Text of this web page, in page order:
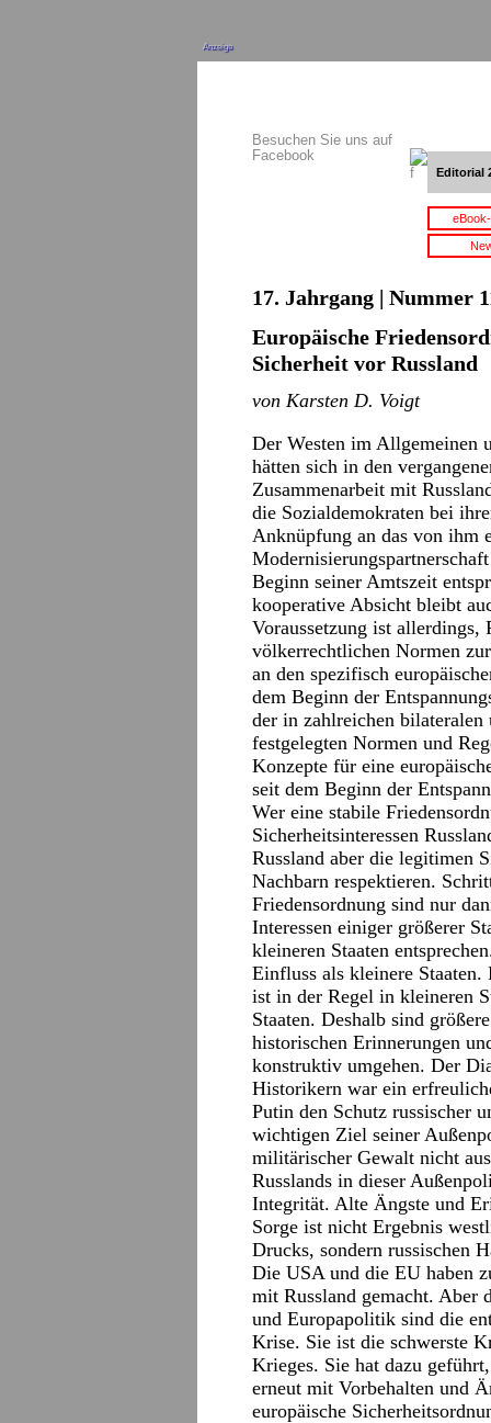
Anzeige
Besuchen Sie uns auf
Facebook
Editorial
17. Jahrgang | Nummer
Europäische
Sicherheit vor Russland
von Karsten D. Voigt
Der Westen im Allgemeinen
hätten sich in den
Zusammenarbeit mit
die Sozialdemokraten bei
Anknüpfung an das von ihm
Beginn seiner Amtszeit
kooperative Absicht bleibt
Voraussetzung ist
völkerrechtlichen Normen
an den spezifisch
dem Beginn der
der in zahlreichen
festgelegten Normen und
Konzepte für eine
seit dem Beginn der
Wer eine stabile
Sicherheitsinteressen
Russland aber die legitimen
Nachbarn respektieren.
Friedensordnung sind nur
Interessen einiger größerer
kleineren Staaten
Einfluss als kleinere
ist in der Regel in kleineren
Staaten. Deshalb sind
historischen Erinnerungen
konstruktiv umgehen. Der
Historikern war ein
Putin den Schutz russischer
wichtigen Ziel seiner
militärischer Gewalt nicht
Russlands in dieser
Integrität. Alte Ängste und
Sorge ist nicht Ergebnis
Drucks, sondern russischen
Die USA und die EU haben
mit Russland gemacht. Aber
und Europapolitik sind die
Krise. Sie ist die schwerste
Krieges. Sie hat dazu
erneut mit Vorbehalten und
europäische